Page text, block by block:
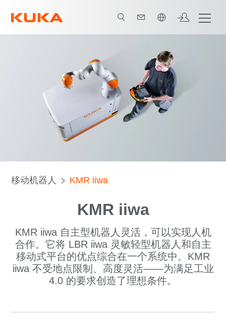
中文 / Chinese
移动机器人 KMR iiwa
KMR iiwa
KMR iiwa 自主型机器人灵活，可以实现人机
合作。它将 LBR iiwa 灵敏轻型机器人和自主
移动式平台的优点综合在一个系统中。KMR
iiwa 不受地点限制、高度灵活——为满足工业
4.0 的要求创造了理想条件。